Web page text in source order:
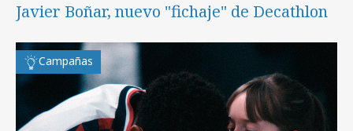
Javier Boñar, nuevo "fichaje" de Decathlon
Campañas